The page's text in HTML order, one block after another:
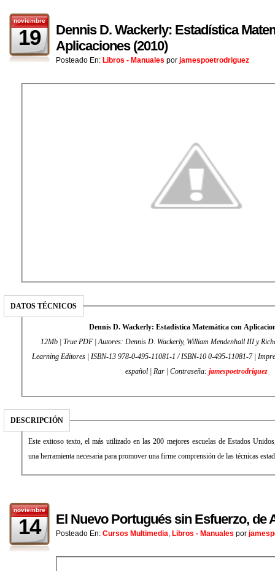
noviembre
19
Dennis D. Wackerly: Estadística
Aplicaciones (2010)
Posteado En: Libros - Manuales por jamespoetrodriguez
DATOS TÉCNICOS
Dennis D. Wackerly: Estadística Matemática con
12Mb | True PDF | Autores: Dennis D. Wackerly, William Mendenhall III y
Learning Editores | ISBN-13 978-0-495-11081-1 / ISBN-10 0-495-11081-7 |
español | Rar | Contraseña: jamespoetrodriguez
DESCRIPCIÓN
Este exitoso texto, el más utilizado en las 200 mejores escuelas de Estados
una herramienta necesaria para promover una firme comprensión de las técnicas
noviembre
14 El Nuevo Portugués sin Esfuerzo, de
Posteado En: Cursos Multimedia Libros - Manuales por